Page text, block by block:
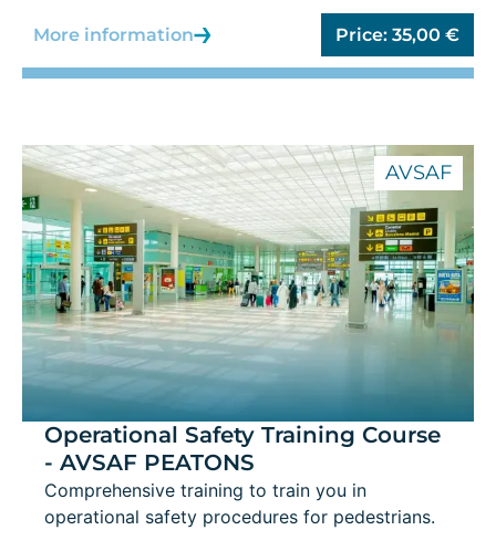
More information Price: 35,00 €
Operational Safety Training Course
- AVSAF PEATONS
Comprehensive training to train you in
operational safety procedures for pedestrians.
AVSAF